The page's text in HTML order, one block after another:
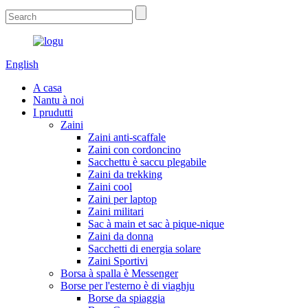
English
A casa
Nantu à noi
I prudutti
Zaini
Zaini anti-scaffale
Zaini con cordoncino
Sacchettu è saccu plegabile
Zaini da trekking
Zaini cool
Zaini per laptop
Zaini militari
Sac à main et sac à pique-nique
Zaini da donna
Sacchetti di energia solare
Zaini Sportivi
Borsa à spalla è Messenger
Borse per l'esterno è di viaghju
Borse da spiaggia